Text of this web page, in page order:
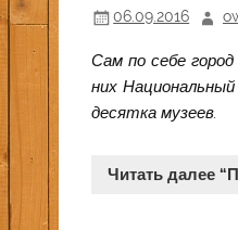
06.09.2016
Сам по себе
них
десятка музеев.
Читать далее